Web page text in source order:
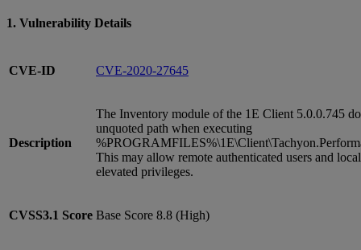
1. Vulnerability Details
CVE-ID CVE-2020-27645
Description
The Inventory module of the 1E Client 5.0.0.745
unquoted path when executing
This may allow remote authenticated users and
elevated privileges.
CVSS3.1 Score Base Score 8.8 (High)